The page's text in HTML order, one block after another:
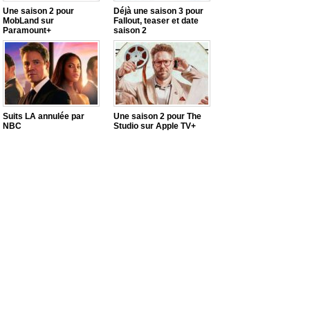
Une saison 2 pour
MobLand sur
Paramount+
Déjà une saison 3 pour
Fallout, teaser et date
saison 2
Suits LA annulée par
NBC
Une saison 2 pour The
Studio sur Apple TV+